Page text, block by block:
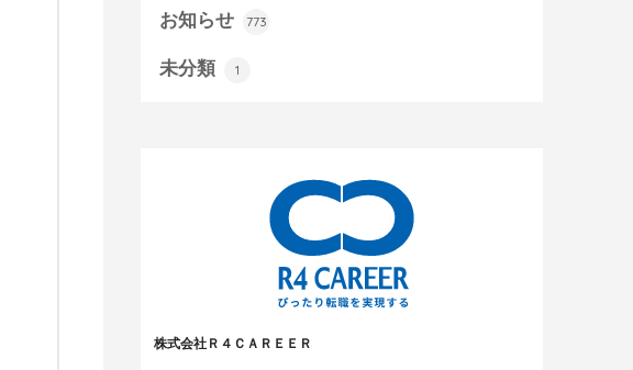
お知らせ 773
未分類 1
株式会社Ｒ４ＣＡＲＥＥＲ